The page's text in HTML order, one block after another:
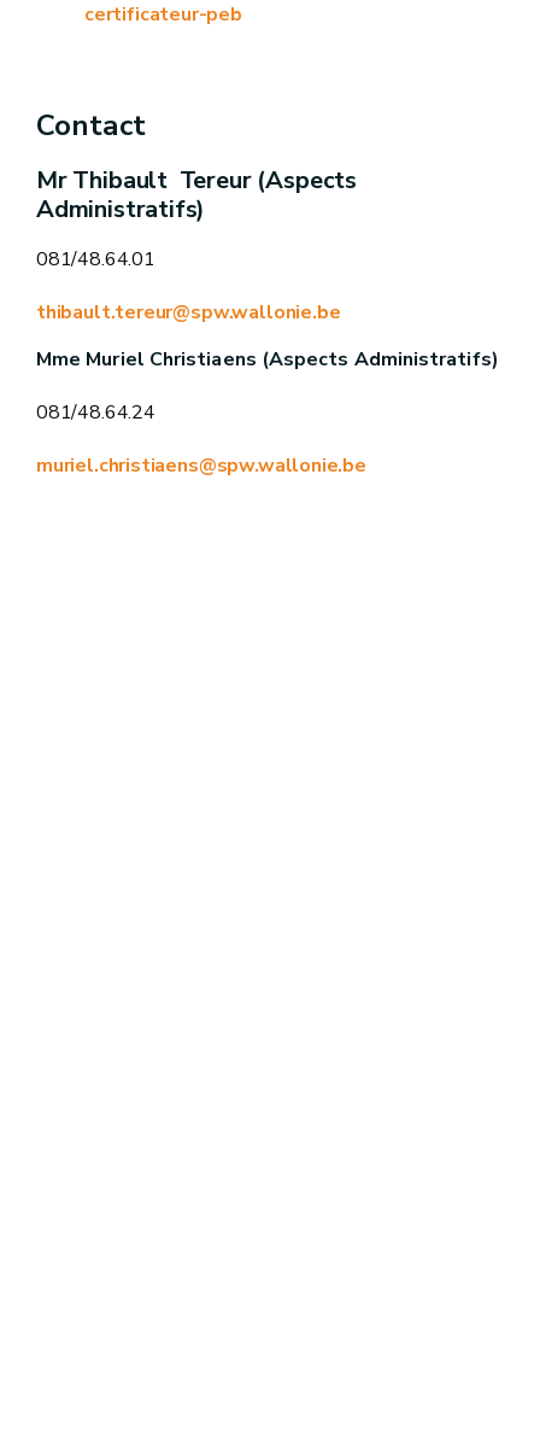
certificateur-peb
Contact
Mr Thibault Tereur (Aspects
Administratifs)
081/48.64.01
thibault.tereur@spw.wallonie.be
Mme Muriel Christiaens (Aspects Administratifs)
081/48.64.24
muriel.christiaens@spw.wallonie.be